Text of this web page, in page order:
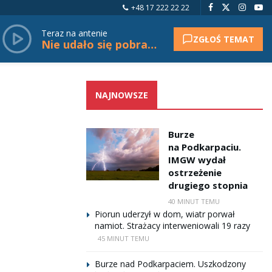
+48 17 222 22 22
Teraz na antenie
Nie udało się pobrać tytułu. ZGŁOŚ TEMAT
NAJNOWSZE
Burze
na Podkarpaciu.
IMGW wydał
ostrzeżenie
drugiego stopnia
40 MINUT TEMU
Piorun uderzył w dom, wiatr porwał
namiot. Strażacy interweniowali 19 razy
45 MINUT TEMU
Burze nad Podkarpaciem. Uszkodzony